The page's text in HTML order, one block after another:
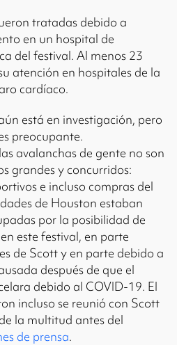
tratadas debido a
en un hospital de
del festival. Al menos 23
atención en hospitales de la
cardíaco.
está en investigación, pero
preocupante.
avalanchas de gente no son
grandes y concurridos:
e incluso compras del
de Houston estaban
por la posibilidad de
este festival, en parte
de Scott y en parte debido a
después de que el
debido al COVID-19. El
incluso se reunió con Scott
la multitud antes del
de prensa.